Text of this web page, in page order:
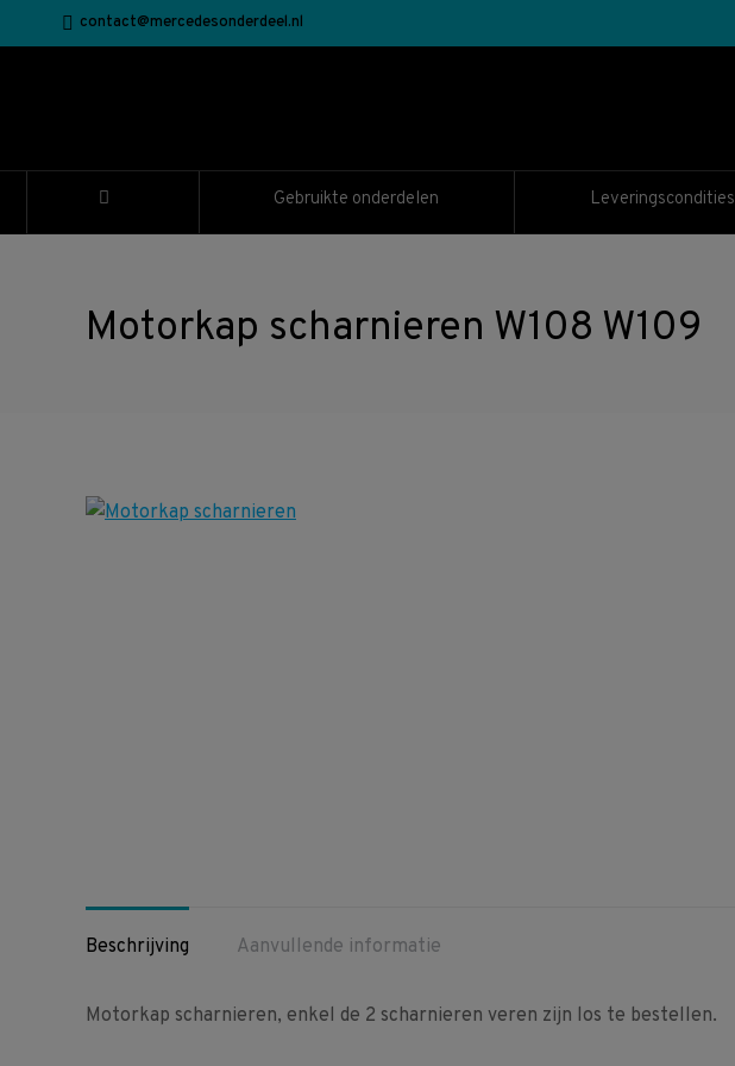
contact@mercedesonderdeel.nl
Gebruikte onderdelen Leveringscondities
Motorkap scharnieren W108 W109
Beschrijving
Aanvullende informatie
Motorkap scharnieren, enkel de 2 scharnieren veren zijn los te bestellen.